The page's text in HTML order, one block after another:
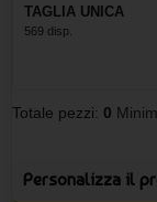
TAGLIA UNICA
569 disp.
Totale pezzi: 0
Personalizza il